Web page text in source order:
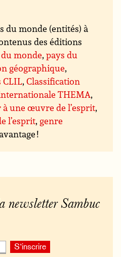
du monde (entités) à
des éditions
monde,pays du
géographique,
CLIL,Classification
THEMA,
une œuvre de l’esprit,
l’esprit, genre
!
newsletter Sambuc